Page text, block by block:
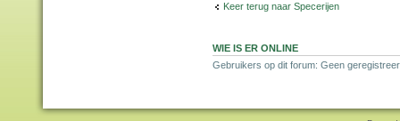
Keer terug naar Specerijen
WIE IS ER ONLINE
Gebruikers op dit forum: Geen